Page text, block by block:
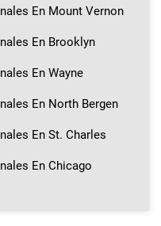
En Mount Vernon
En Brooklyn
En Wayne
En North Bergen
En St. Charles
En Chicago